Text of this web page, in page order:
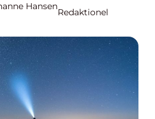
Hansen
Redaktionel